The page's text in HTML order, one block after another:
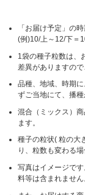
「お届け予定」の
(例)10/上～12/下＝
1袋の種子粒数は、
差異がありますので
品種、地域、時期
ずご当地にて、播
混合（ミックス）
ます。
種子の粒状( 粒の大
り、粒数も変わる場
写真はイメージで
料等は含まれません